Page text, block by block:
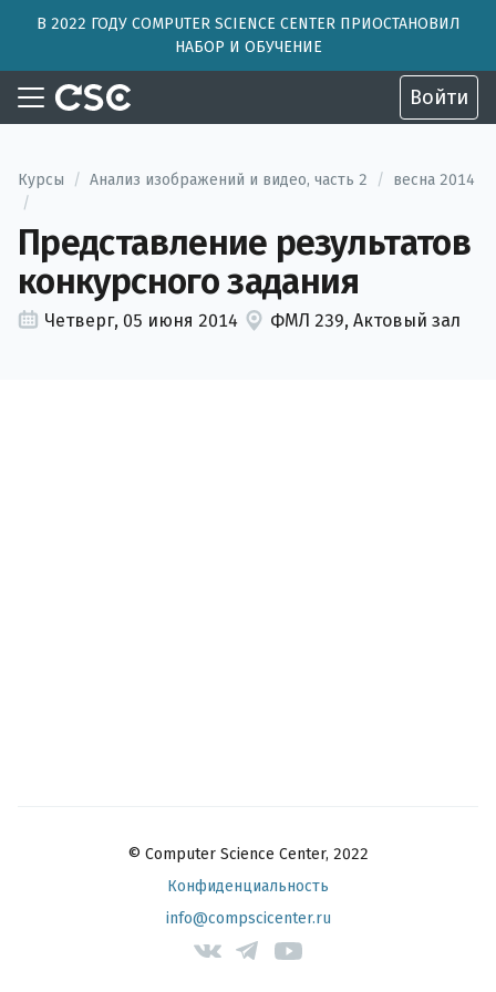
В 2022 ГОДУ COMPUTER SCIENCE CENTER ПРИОСТАНОВИЛ
НАБОР И ОБУЧЕНИЕ
Войти
Курсы / Анализ изображений и видео, часть 2 / весна 2014
/
Представление результатов
конкурсного задания
Четверг, 05 июня 2014 ФМЛ 239, Актовый зал
© Computer Science Center, 2022
Конфиденциальность
info@compscicenter.ru